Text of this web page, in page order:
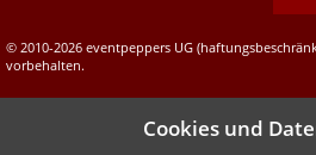
© 2010-2026 eventpeppers UG
vorbehalten.
Cookies und